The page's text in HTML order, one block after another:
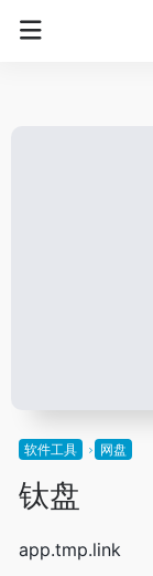
软件工具 网盘
钛盘
app.tmp.link